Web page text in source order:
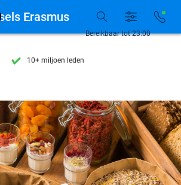
7 dagen per week beschikbaar
7 dagen per week beschikbaar
10+ miljoen leden
Bereikbaar tot 23:00
Erasmus